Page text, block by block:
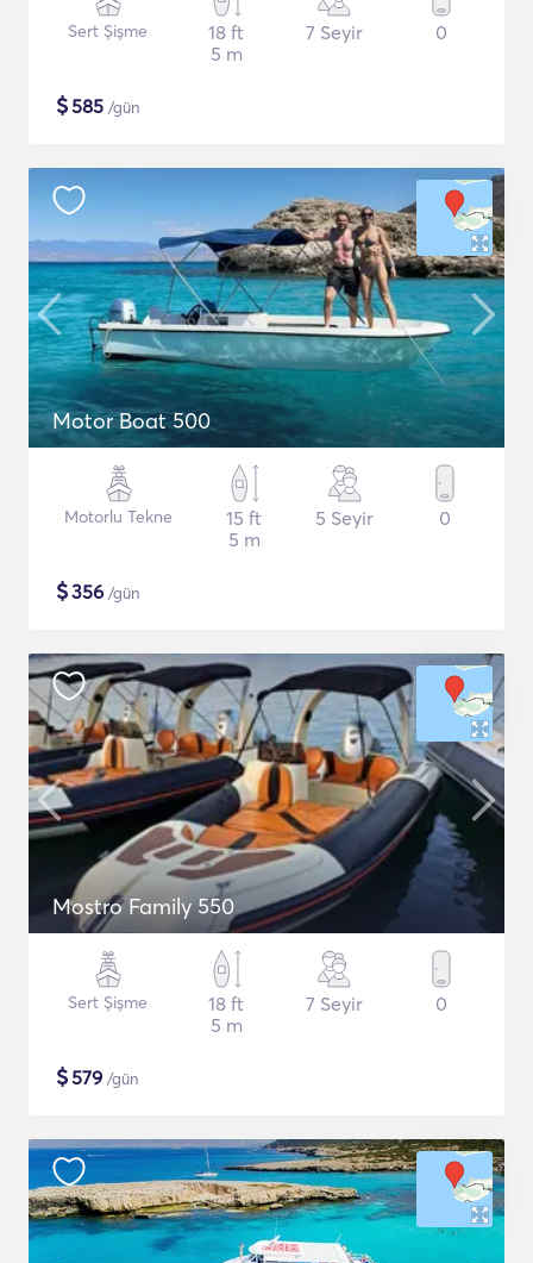
Sert Şişme
18 ft
5 m
7 Seyir 0
$585 /gün
Motor Boat 500
Motorlu Tekne
15 ft
5 m
5 Seyir 0
$356 /gün
Mostro Family 550
Sert Şişme
18 ft
5 m
7 Seyir 0
$579 /gün